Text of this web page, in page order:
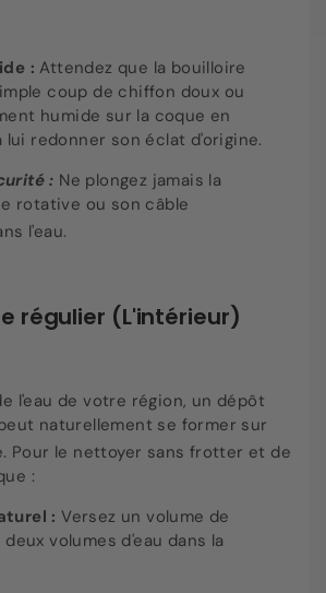
: Attendez que la bouilloire
coup de chiffon doux ou
humide sur la coque en
redonner son éclat d'origine.
: Ne plongez jamais la
rotative ou son câble
l'eau.
régulier (L'intérieur)
l'eau de votre région, un dépôt
naturellement se former sur
. Pour le nettoyer sans frotter et de
:
: Versez un volume de
volumes d'eau dans la